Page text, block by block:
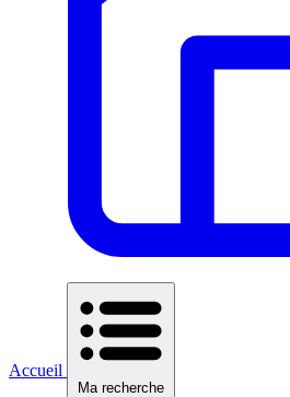
Accueil
Ma recherche